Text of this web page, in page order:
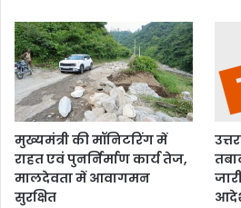
मुख्यमंत्री की मॉनिटरिंग में
राहत एवं पुनर्निर्माण कार्य तेज,
मालदेवता में आवागमन
सुरक्षित